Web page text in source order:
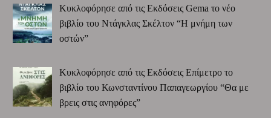
Κυκλοφόρησε από τις Εκδόσεις Gema το νέο
βιβλίο του Ντάγκλας Σκέλτον “Η μνήμη των
οστών”
Κυκλοφόρησε από τις Εκδόσεις Επίμετρο το
βιβλίο του Κωνσταντίνου Παπαγεωργίου “Θα με
βρεις στις ανηφόρες”